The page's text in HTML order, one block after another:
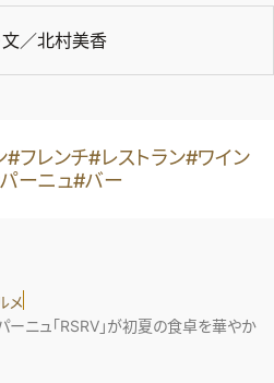
／北村美香
#フレンチ#レストラン#ワイン
ーニュ#バー
メ
ーニュ「RSRV」が初夏の食卓を華やか